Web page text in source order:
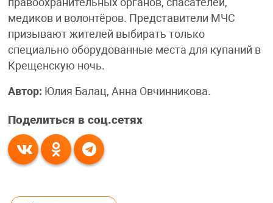
правоохранительных органов, спасателей,
медиков и волонтёров. Представители МЧС
призывают жителей выбирать только
специально оборудованные места для купаний в
Крещенскую ночь.
Автор: Юлия Балац, Анна Овчинникова.
Поделиться в соц.сетях